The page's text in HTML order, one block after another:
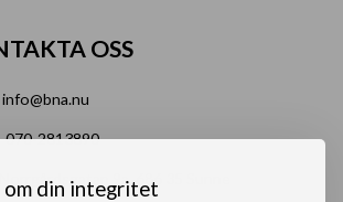
om din integritet
OSS
info@bna.nu
070-2813890
Norrgårdsgatan 9a, 686 35 Sunne